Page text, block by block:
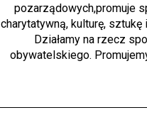
pozarządowych,promuje
charytatywną, kulturę,
Działamy na rzecz
obywatelskiego.